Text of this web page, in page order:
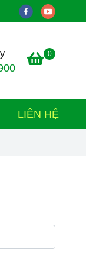
0
LIÊN HỆ